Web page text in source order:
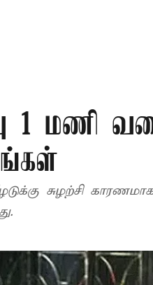
1 மணி
சுழற்சி